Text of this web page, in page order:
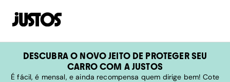
DESCUBRA O NOVO JEITO DE PROTEGER SEU
CARRO COM A JUSTOS
É fácil, é mensal, e ainda recompensa quem dirige bem! Cote